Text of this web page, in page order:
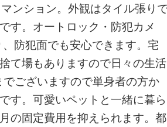
ンション。外観はタイル張り
す。オートロック・防犯カメ
防犯面でも安心できます。宅
て場もありますので日々の生活
ございますので単身者の方か
す。可愛いペットと一緒に暮ら
の固定費用を抑えられます。都